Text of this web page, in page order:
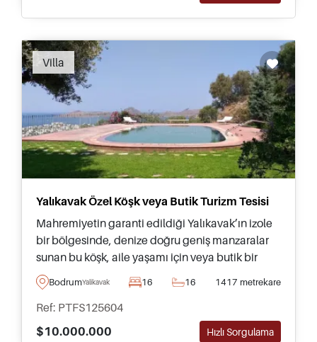
Villa
Recommended
Yalıkavak Özel Köşk veya Butik Turizm Tesisi
Mahremiyetin garanti edildiği Yalıkavak’ın izole
bir bölgesinde, denize doğru geniş manzaralar
sunan bu köşk, aile yaşamı için veya butik bir
turizm tesisi işletmeyi düşünen yatırımcılar için
oldukça önerilmektedir.
BodrumYalikavak 16 16 1417 metrekare
Ref: PTFS125604
$10.000.000
Hızlı Sorgulama